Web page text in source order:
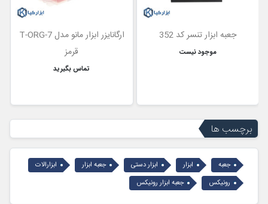
جعبه ابزار تنسر کد 352
موجود نیست
ارگانایزر ابزار مانو مدل T-ORG-7
قرمز
تماس بگیرید
برچسب ها
جعبه ابزار ابزار دستی جعبه ابزار
ابزارالات
رونیکس
جعبه ابزار رونیکس